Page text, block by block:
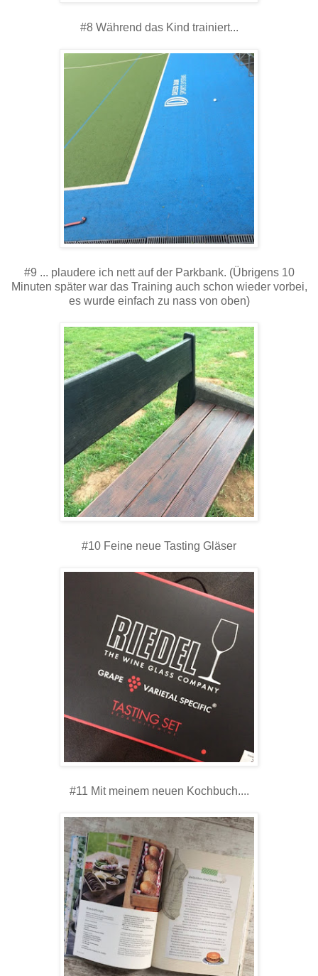
#8 Während das Kind trainiert...
#9 ... plaudere ich nett auf der Parkbank. (Übrigens 10
Minuten später war das Training auch schon wieder vorbei,
es wurde einfach zu nass von oben)
#10 Feine neue Tasting Gläser
#11 Mit meinem neuen Kochbuch....